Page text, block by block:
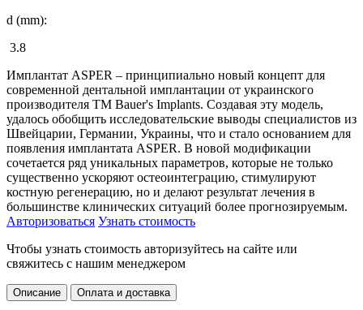
d (mm):
3.8
Имплантат ASPER – принципиально новый концепт для
современной дентальной имплантации от украинского
производителя ТМ Bauer's Implants. Создавая эту модель,
удалось обобщить исследовательские выводы специалистов из
Швейцарии, Германии, Украины, что и стало основанием для
появления имплантата ASPER. В новой модификации
сочетается ряд уникальных параметров, которые не только
существенно ускоряют остеоинтеграцию, стимулируют
костную регенерацию, но и делают результат лечения в
большинстве клинических ситуаций более прогнозируемым.
Авторизоваться Узнать стоимость
Чтобы узнать стоимость авторизуйтесь на сайте или
свяжитесь с нашим менеджером
Описание Оплата и доставка